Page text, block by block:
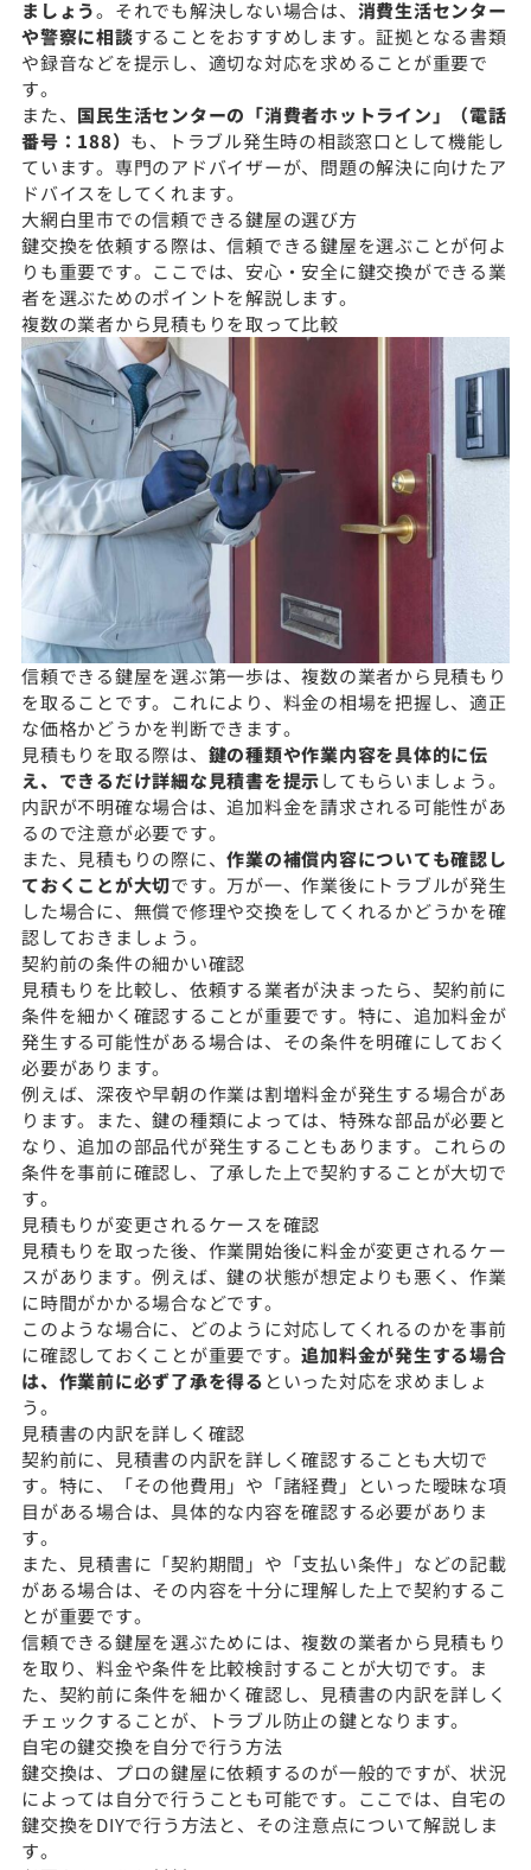
ましょう。それでも解決しない場合は、 消費生活センター
や警察に相談することをおすすめします。証拠となる書類
や録音などを提示し、適切な対応を求めることが重要で
す。
また、 国民生活センターの「消費者ホットライン」（電話
番号：188） も、トラブル発生時の相談窓口として機能し
ています。専門のアドバイザーが、問題の解決に向けたア
ドバイスをしてくれます。
大網白里市での信頼できる鍵屋の選び方
鍵交換を依頼する際は、信頼できる鍵屋を選ぶことが何よ
りも重要です。ここでは、安心・安全に鍵交換ができる業
者を選ぶためのポイントを解説します。
複数の業者から見積もりを取って比較
信頼できる鍵屋を選ぶ第一歩は、複数の業者から見積もり
を取ることです。これにより、料金の相場を把握し、適正
な価格かどうかを判断できます。
見積もりを取る際は、 鍵の種類や作業内容を具体的に伝
え、できるだけ詳細な見積書を提示してもらいましょう。
内訳が不明確な場合は、追加料金を請求される可能性があ
るので注意が必要です。
また、見積もりの際に、作業の補償内容についても確認し
ておくことが大切です。万が一、作業後にトラブルが発生
した場合に、無償で修理や交換をしてくれるかどうかを確
認しておきましょう。
契約前の条件の細かい確認
見積もりを比較し、依頼する業者が決まったら、契約前に
条件を細かく確認することが重要です。特に、追加料金が
発生する可能性がある場合は、その条件を明確にしておく
必要があります。
例えば、深夜や早朝の作業は割増料金が発生する場合があ
ります。また、鍵の種類によっては、特殊な部品が必要と
なり、追加の部品代が発生することもあります。これらの
条件を事前に確認し、了承した上で契約することが大切で
す。
見積もりが変更されるケースを確認
見積もりを取った後、作業開始後に料金が変更されるケー
スがあります。例えば、鍵の状態が想定よりも悪く、作業
に時間がかかる場合などです。
このような場合に、どのように対応してくれるのかを事前
に確認しておくことが重要です。追加料金が発生する場合
は、作業前に必ず了承を得る といった対応を求めましょ
う。
見積書の内訳を詳しく確認
契約前に、見積書の内訳を詳しく確認することも大切で
す。特に、「その他費用」や「諸経費」といった曖昧な項
目がある場合は、具体的な内容を確認する必要がありま
す。
また、見積書に「契約期間」や「支払い条件」などの記載
がある場合は、その内容を十分に理解した上で契約するこ
とが重要です。
信頼できる鍵屋を選ぶためには、複数の業者から見積もり
を取り、料金や条件を比較検討することが大切です。ま
た、契約前に条件を細かく確認し、見積書の内訳を詳しく
チェックすることが、トラブル防止の鍵となります。
自宅の鍵交換を自分で行う方法
鍵交換は、プロの鍵屋に依頼するのが一般的ですが、状況
によっては自分で行うことも可能です。ここでは、自宅の
鍵交換をDIYで行う方法と、その注意点について解説しま
す。